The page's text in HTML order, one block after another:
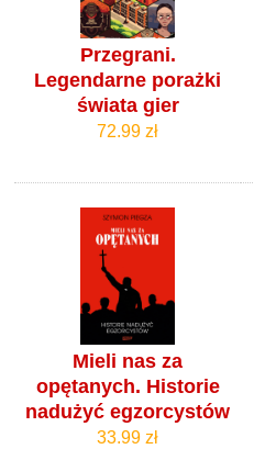
Przegrani.
Legendarne porażki
świata gier
72.99 zł
Mieli nas za
opętanych. Historie
nadużyć egzorcystów
33.99 zł